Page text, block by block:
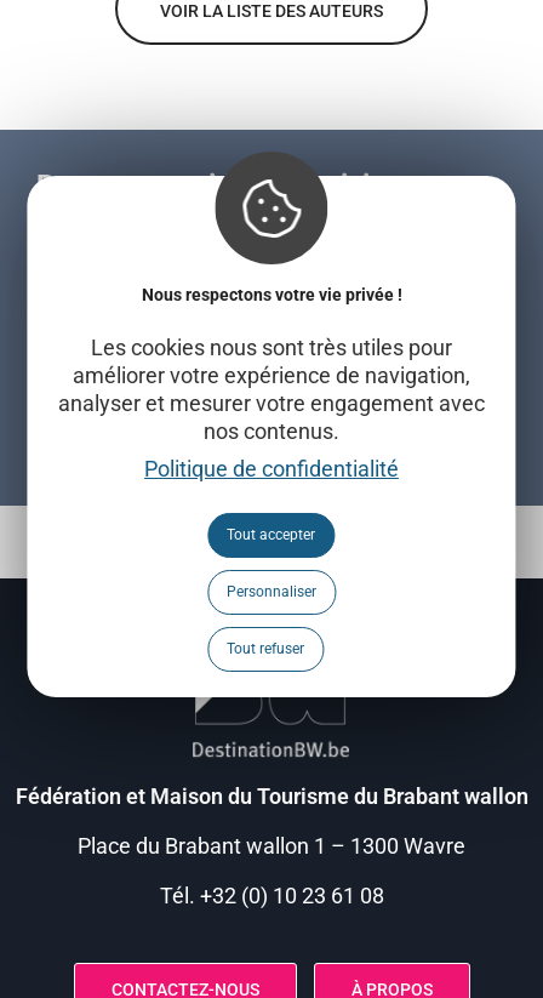
Nous respectons votre vie privée !
Les cookies nous sont très utiles pour
améliorer votre expérience de navigation,
analyser et mesurer votre engagement avec
nos contenus.
Politique de confidentialité
Tout accepter
Personnaliser
Tout refuser
VOIR LA LISTE DES AUTEURS
Recevez nos idées de visites en
Brabant wallon
VALIDER
Fédération et Maison du Tourisme du Brabant wallon
Place du Brabant wallon 1 – 1300 Wavre
Tél. +32 (0) 10 23 61 08
CONTACTEZ-NOUS À PROPOS